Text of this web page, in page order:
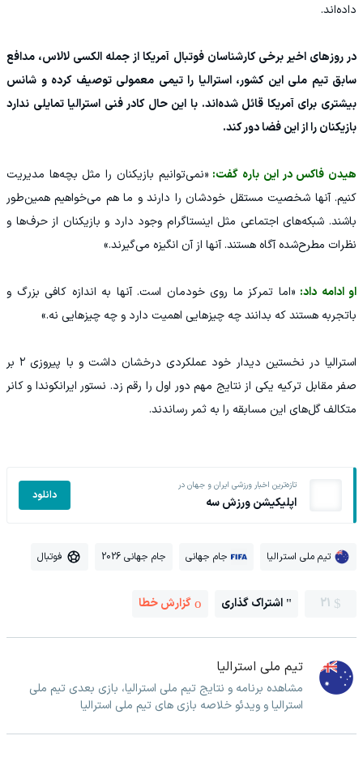
داده‌اند.
در روزهای اخیر برخی کارشناسان فوتبال آمریکا از جمله الکسی لالاس، مدافع
سابق تیم ملی این کشور، استرالیا را تیمی معمولی توصیف کرده و شانس
بیشتری برای آمریکا قائل شده‌اند. با این حال کادر فنی استرالیا تمایلی ندارد
بازیکنان را از این فضا دور کند.
هیدن فاکس در این باره گفت: «نمی‌توانیم بازیکنان را مثل بچه‌ها مدیریت
کنیم. آنها شخصیت مستقل خودشان را دارند و ما هم می‌خواهیم همین‌طور
باشند. شبکه‌های اجتماعی مثل اینستاگرام وجود دارد و بازیکنان از حرف‌ها و
نظرات مطرح‌شده آگاه هستند. آنها از آن انگیزه می‌گیرند.»
او ادامه داد: «اما تمرکز ما روی خودمان است. آنها به اندازه کافی بزرگ و
باتجربه هستند که بدانند چه چیزهایی اهمیت دارد و چه چیزهایی نه.»
استرالیا در نخستین دیدار خود عملکردی درخشان داشت و با پیروزی ۲ بر
صفر مقابل ترکیه یکی از نتایج مهم دور اول را رقم زد. نستور ایرانکوندا و کانر
متکالف گل‌های این مسابقه را به ثمر رساندند.
تازه‌ترین اخبار ورزشی ایران و جهان در
اپلیکیشن ورزش سه دانلود
تیم ملی استرالیا جام جهانی جام جهانی 2026 فوتبال
21 اشتراک گذاری گزارش خطا
تیم ملی استرالیا
مشاهده برنامه و نتایج تیم ملی استرالیا، بازی بعدی تیم ملی
استرالیا و ویدئو خلاصه بازی های تیم ملی استرالیا